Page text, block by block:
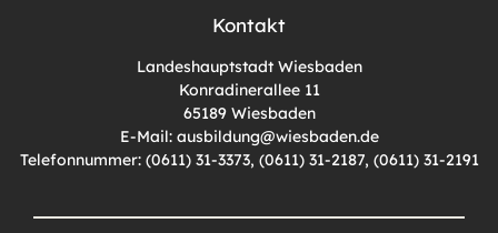
Kontakt
Landeshauptstadt Wiesbaden
Konradinerallee 11
65189 Wiesbaden
E-Mail: ausbildung@wiesbaden.de
Telefonnummer: (0611) 31-3373, (0611) 31-2187, (0611) 31-2191